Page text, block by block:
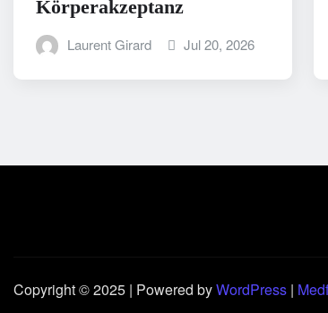
Körperakzeptanz
Laurent Girard Jul 20, 2026
Copyright © 2025 | Powered byWordPress |